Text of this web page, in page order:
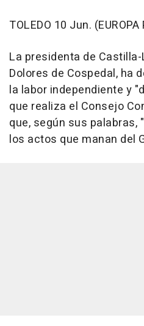
TOLEDO 10 Jun. (EUROPA
La presidenta de
Dolores de Cospedal, ha
la labor independiente y
que realiza el Consejo
que, según sus palabras,
los actos que manan del